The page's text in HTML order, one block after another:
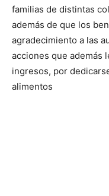
familias de distintas
además de que los
agradecimiento a las
acciones que además
ingresos, por
alimentos